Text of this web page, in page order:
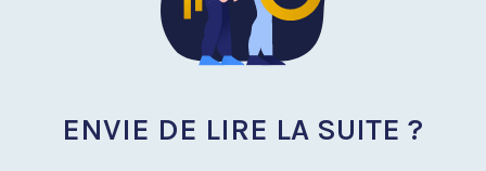
ENVIE DE LIRE LA SUITE ?